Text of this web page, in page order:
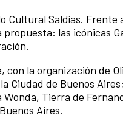
Cultural Saldías. Frente
las icónicas
con la organización de
Ciudad de Buenos
Wonda, Tierra de
Aires.